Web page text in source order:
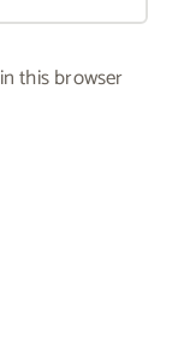
this browser